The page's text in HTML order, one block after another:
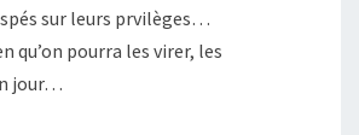
sur leurs prvilèges…
qu’on pourra les virer, les
jour…